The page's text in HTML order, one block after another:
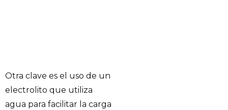
Otra clave es el uso de un
electrolito que utiliza
agua para facilitar la carga